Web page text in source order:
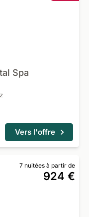
Spa
Vers l'offre
7 nuitées à partir de
924 €